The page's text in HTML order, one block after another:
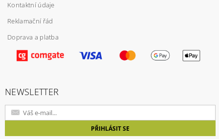
Vložením hodnocení souhlasíte spodmínkami
ochrany osobních údajů
Kontaktní údaje
Reklamační řád
Doprava a platba
NEWSLETTER